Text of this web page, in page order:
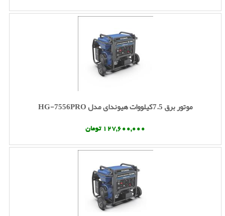
موتور برق 7.5کیلووات هیوندای مدل HG-7556PRO
127,600,000 تومان